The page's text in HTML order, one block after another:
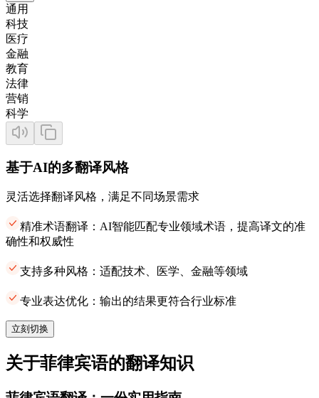
通用
科技
医疗
金融
教育
法律
营销
科学
基于AI的多翻译风格
灵活选择翻译风格，满足不同场景需求
精准术语翻译：AI智能匹配专业领域术语，提高译文的准
确性和权威性
支持多种风格：适配技术、医学、金融等领域
专业表达优化：输出的结果更符合行业标准
立刻切换
关于菲律宾语的翻译知识